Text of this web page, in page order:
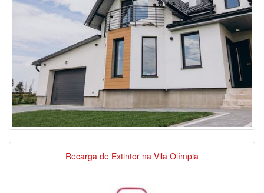
Recarga de Extintor na Vila Olímpia